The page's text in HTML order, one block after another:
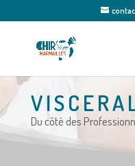
Du côté des